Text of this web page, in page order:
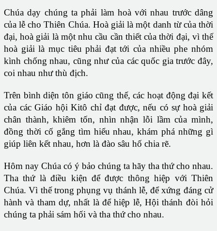
Chúa dạy chúng ta phải làm hoà với nhau trước dâng
của lễ cho Thiên Chúa. Hoà giải là một danh từ của thời
đại, hoà giải là một nhu cầu cần thiết của thời đại, vì thế
hoà giải là mục tiêu phải đạt tới của nhiều phe nhóm
kình chống nhau, cũng như của các quốc gia trước đây,
coi nhau như thù địch.
Trên bình diện tôn giáo cũng thế, các hoạt động đại kết
của các Giáo hội Kitô chỉ đạt được, nếu có sự hoà giải
chân thành, khiêm tốn, nhìn nhận lỗi lầm của mình,
đồng thời cố gắng tìm hiểu nhau, khám phá những gì
giúp liên kết nhau, hơn là đào sâu hố chia rẽ.
Hôm nay Chúa có ý bảo chúng ta hãy tha thứ cho nhau.
Tha thứ là điều kiện để được thông hiệp với Thiên
Chúa. Vì thế trong phụng vụ thánh lễ, để xứng đáng cử
hành và tham dự, nhất là để hiệp lễ, Hội thánh đòi hỏi
chúng ta phải sám hối và tha thứ cho nhau.